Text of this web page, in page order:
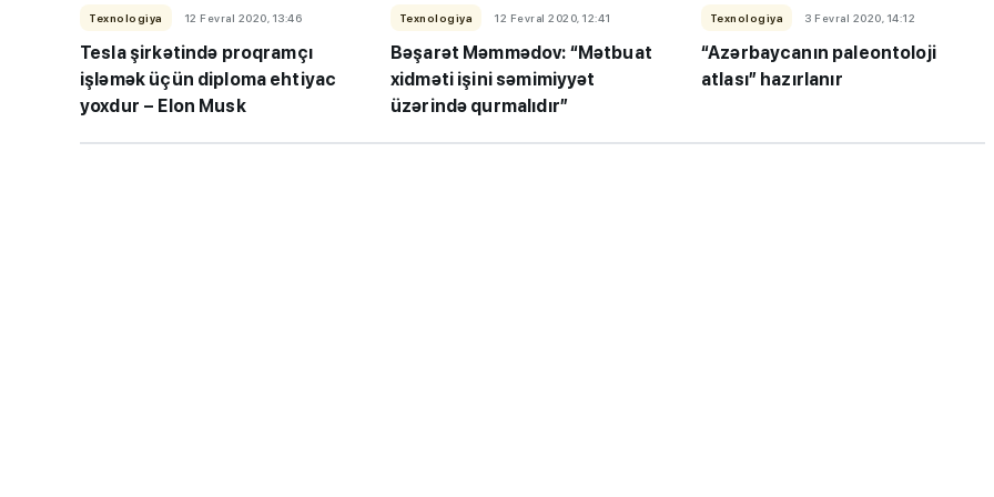
Texnologiya 12 Fevral 2020, 13:46
Tesla şirkətində proqramçı
işləmək üçün diploma ehtiyac
yoxdur – Elon Musk
Texnologiya 12 Fevral 2020, 12:41
Bəşarət Məmmədov: “Mətbuat
xidməti işini səmimiyyət
üzərində qurmalıdır”
Texnologiya 3 Fevral 2020, 14:12
“Azərbaycanın paleontoloji
atlası” hazırlanır